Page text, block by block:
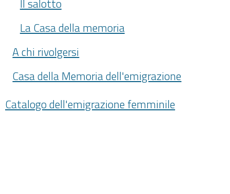
Il salotto
La Casa della memoria
A chi rivolgersi
Casa della Memoria dell'emigrazione
Catalogo dell'emigrazione femminile